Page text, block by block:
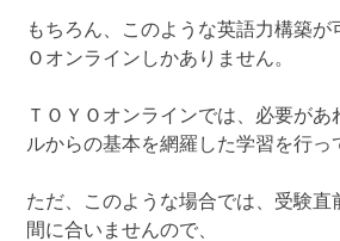
もちろん、このような英語力構築が
Ｏオンラインしかありません。
ＴＯＹＯオンラインでは、必要があ
ルからの基本を網羅した学習を行っ
ただ、このような場合では、受験直
間に合いませんので、